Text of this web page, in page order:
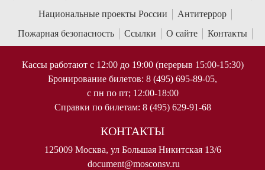
Национальные проекты России
Антитеррор
Пожарная безопасность
Ссылки О сайте Контакты
Кассы работают с 12:00 до 19:00 (перерыв 15:00-15:30)
Бронирование билетов: 8 (495) 695-89-05,
с пн по пт; 12:00-18:00
Справки по билетам: 8 (495) 629-91-68
КОНТАКТЫ
125009 Москва, ул Большая Никитская 13/6
document@mosconsv.ru